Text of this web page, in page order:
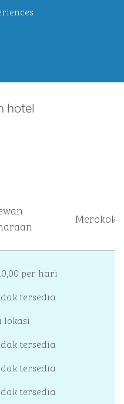
hotel
Merokok
per hari
tersedia
lokasi
tersedia
tersedia
tersedia